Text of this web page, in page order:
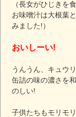
（長女がひじきを
お味噌汁は大根葉
みました!）
おいしーい!
うんうん、キュウ
缶詰の味の濃さを
のしい!
子供たちもモリモ